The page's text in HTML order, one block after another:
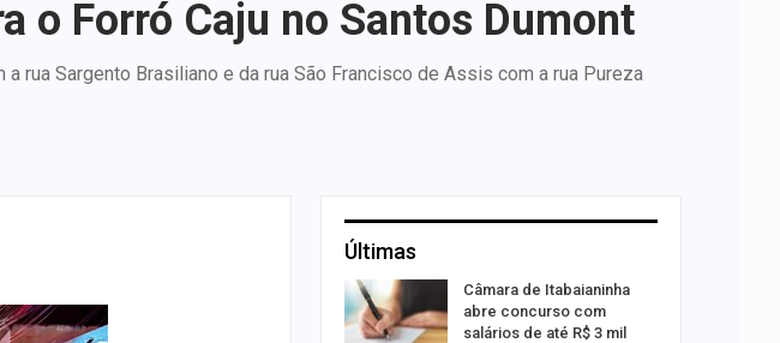
o Forró Caju no Santos Dumont
rua Sargento Brasiliano e da rua São Francisco de Assis com a rua Pureza
Últimas
Câmara de Itabaianinha
abre concurso com
salários de até R$ 3 mil